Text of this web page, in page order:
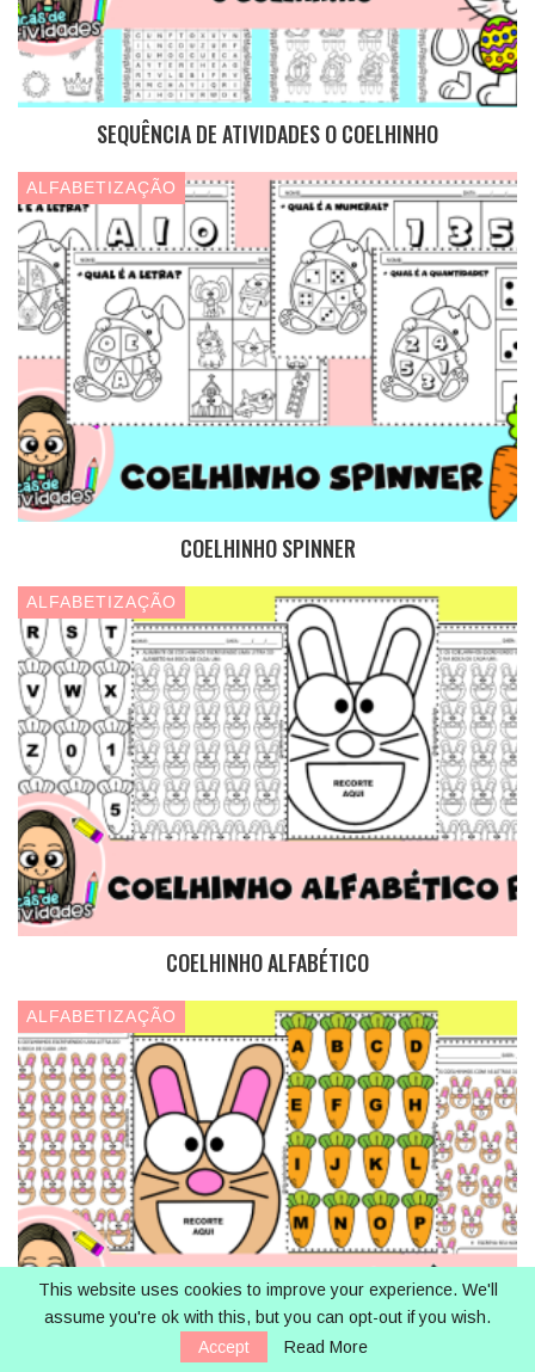
SEQUÊNCIA DE ATIVIDADES O COELHINHO
ALFABETIZAÇÃO
COELHINHO SPINNER
ALFABETIZAÇÃO
COELHINHO ALFABÉTICO
ALFABETIZAÇÃO
This website uses cookies to improve your experience. We'll
assume you're ok with this, but you can opt-out if you wish.
Accept
Read More